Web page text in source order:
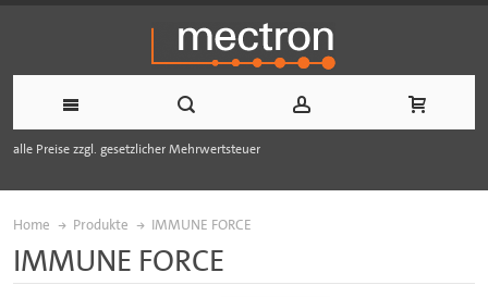
alle Preise zzgl. gesetzlicher Mehrwertsteuer
Home Produkte IMMUNE FORCE
IMMUNE FORCE